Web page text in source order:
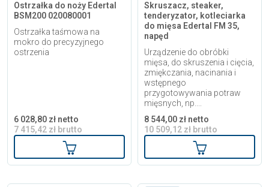
Ostrzałka do noży Edertal
BSM200 020080001
Ostrzałka taśmowa na
mokro do precyzyjnego
ostrzenia
6 028,80 zł netto
7 415,42 zł brutto
Dodaj do koszyka
Skruszacz, steaker,
tenderyzator, kotleciarka
do mięsa Edertal FM 35,
napęd
Urządzenie do obróbki
mięsa, do skruszenia i cięcia,
zmiękczania, nacinania i
wstępnego
przygotowywania potraw
mięsnych, np....
8 544,00 zł netto
10 509,12 zł brutto
Dodaj do